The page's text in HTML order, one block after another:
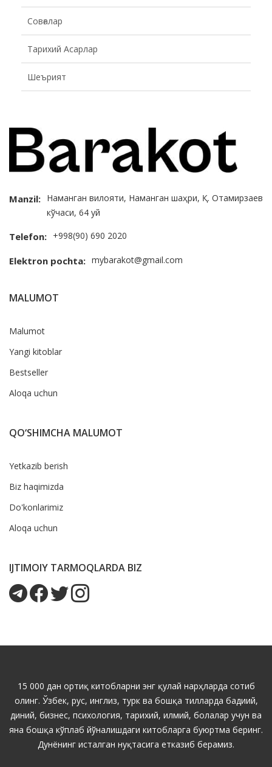
Совғалар
Тарихий Асарлар
Шеърият
Manzil: Наманган вилояти, Наманган шаҳри, Қ. Отамирзаев
кўчаси, 64 уй
Telefon: +998(90) 690 2020
Elektron pochta: mybarakot@gmail.com
MALUMOT
Malumot
Yangi kitoblar
Bestseller
Aloqa uchun
QO‘SHIMCHA MALUMOT
Yetkazib berish
Biz haqimizda
Do'konlarimiz
Aloqa uchun
IJTIMOIY TARMOQLARDA BIZ
15 000 дан ортиқ китобларни энг қулай нарҳларда сотиб
олинг. Ўзбек, рус, инглиз, турк ва бошқа тилларда бадиий,
диний, бизнес, психология, тарихий, илмий, болалар учун ва
яна бошқа кўплаб йўналишдаги китобларга буюртма беринг.
Дунёнинг исталган нуқтасига етказиб берамиз.